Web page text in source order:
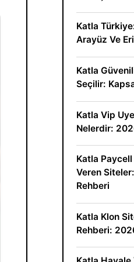
Katla
Arayüz Ve
Katla
Seçilir:
Katla Vip
Nelerdir:
Katla Paycell
Veren
Rehberi
Katla Klon
Rehberi: